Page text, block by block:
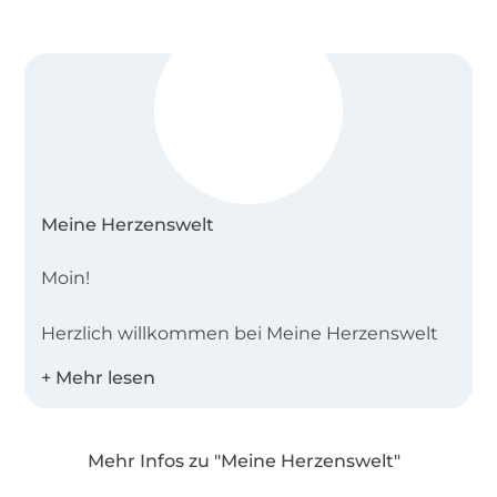
Meine Herzenswelt
Moin!
Herzlich willkommen bei Meine Herzenswelt
unserer Gründung im Jahr 2011 sind wir zu
Erfahrung in der Entwicklung von
Mehr Infos zu "Meine Herzenswelt"